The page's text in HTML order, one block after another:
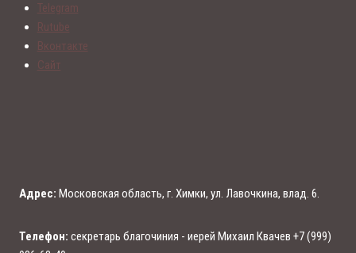
Telegram
Rutube
Вконтакте
Сайт
Адрес: Московская область, г. Химки, ул. Лавочкина, влад. 6.
Телефон: секретарь благочиния - иерей Михаил Квачев +7 (999)